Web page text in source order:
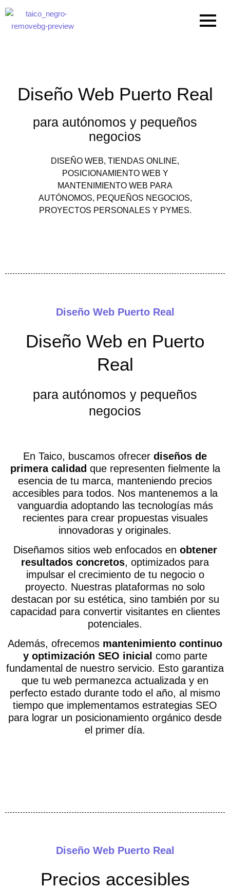
contenido
Diseño Web Puerto Real
para autónomos y pequeños
negocios
DISEÑO WEB, TIENDAS ONLINE,
POSICIONAMIENTO WEB Y
MANTENIMIENTO WEB PARA
AUTÓNOMOS, PEQUEÑOS NEGOCIOS,
PROYECTOS PERSONALES Y PYMES.
Diseño Web Puerto Real
Diseño Web en Puerto
Real
para autónomos y pequeños
negocios
En Taico, buscamos ofrecer diseños de
primera calidad que representen fielmente la
esencia de tu marca, manteniendo precios
accesibles para todos. Nos mantenemos a la
vanguardia adoptando las tecnologías más
recientes para crear propuestas visuales
innovadoras y originales.
Diseñamos sitios web enfocados en obtener
resultados concretos, optimizados para
impulsar el crecimiento de tu negocio o
proyecto. Nuestras plataformas no solo
destacan por su estética, sino también por su
capacidad para convertir visitantes en clientes
potenciales.
Además, ofrecemos mantenimiento continuo
y optimización SEO inicial como parte
fundamental de nuestro servicio. Esto garantiza
que tu web permanezca actualizada y en
perfecto estado durante todo el año, al mismo
tiempo que implementamos estrategias SEO
para lograr un posicionamiento orgánico desde
el primer día.
Diseño Web Puerto Real
Precios accesibles